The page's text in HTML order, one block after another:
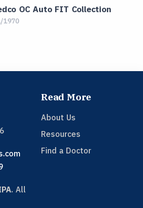
OC Auto FIT Collection
1970
. All
Read More
About Us
Resources
Find a Doctor